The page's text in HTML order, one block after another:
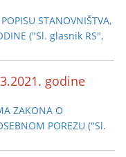
STANOVNIŠTVA,
("Sl. glasnik RS",
godine
ZAKONA O
POREZU ("Sl.